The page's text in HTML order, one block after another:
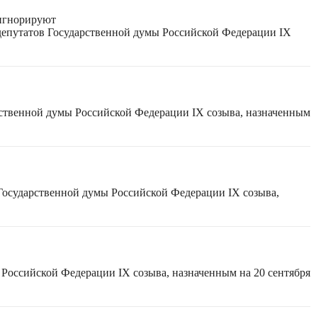
Государственной думы Российской Федерации IX
думы Российской Федерации IX созыва, назначенным
думы Российской Федерации IX созыва,
Федерации IX созыва, назначенным на 20 сентября